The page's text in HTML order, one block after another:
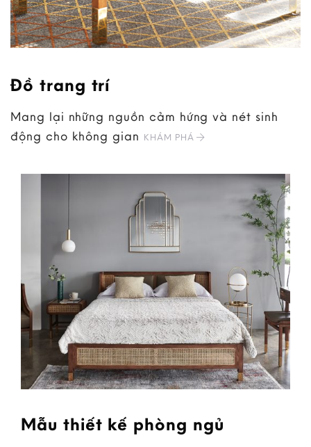
Đồ trang trí
Mang lại những nguồn cảm hứng và nét sinh
động cho không gian KHÁM PHÁ
Mẫu thiết kế phòng ngủ